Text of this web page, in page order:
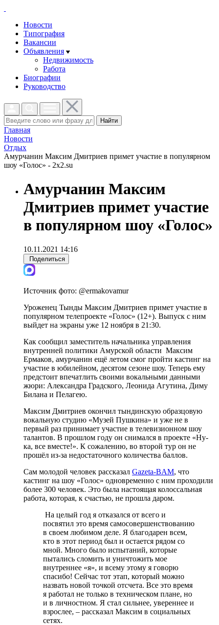
Новости
Типография
Вакансии
Объявления
Недвижимость
Работа
Биографии
Руководство
Найти
Главная
Новости
Отдых
Амурчанин Максим Дмитриев примет участие в популярном
шоу «Голос» - 2x2.su
Амурчанин Максим
Дмитриев примет участие
в популярном шоу «Голос»
10.11.2021 14:16
Поделиться
Источник фото: @ermakovamur
Уроженец Тынды Максим Дмитриев примет участие в
популярном телепроекте «Голос» (12+). Выпуск с ним
выйдет на экраны уже 12 ноября в 21:30.
Как сообщил заместитель начальника управления
внутренней политики Амурской области Максим
Ермаков, амурчанин ещё летом смог пройти кастинг на
участие в юбилейном, десятом сезоне шоу. Теперь ему
предстоит впечатлить своими вокальными данными
жюри: Александра Градского, Леонида Агутина, Диму
Билана и Пелагею.
Максим Дмитриев окончил тындинскую образцовую
вокальную студию «Музей Пушкина» и уже не в
первый раз принимает участие в телевизионном шоу
талантов. В прошлом году он снимался в проекте «Ну-
ка, все вместе!». К сожалению, во второй тур он не
прошёл из-за недостаточного количества баллов.
Сам молодой человек рассказал Gazeta-BAM, что
кастинг на шоу «Голос» одновременно с ним проходили
более 300 человек. Это была настоящая колоссальная
работа, которая, к счастью, не прошла даром.
На целый год я отказался от всего и
посвятил это время самосовершенствованию
в своем любимом деле. Я благодарен всем,
кто в этот период был и остается рядом со
мной. Много было испытаний, которые
пытались сломить и уничтожить мое
внутреннее «я», и всему этому я говорю
спасибо! Сейчас тот этап, который можно
назвать новой точкой отсчета. Все это время
я работал не только в техническом плане, но
и в личностном. Я стал сильнее, увереннее и
взрослее, – рассказал Максим в социальных
сетях.